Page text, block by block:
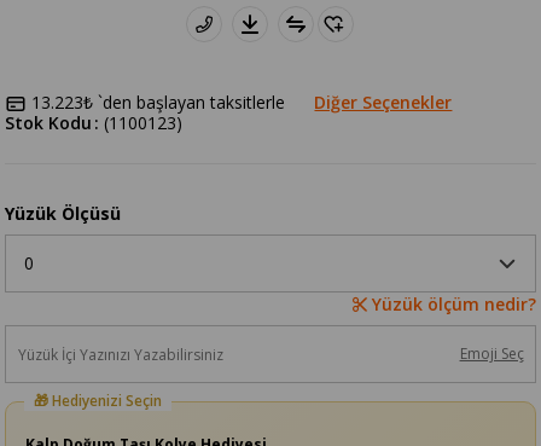
13.223₺ `den başlayan taksitlerle
Diğer Seçenekler
(1100123)
Stok Kodu
Yüzük Ölçüsü
Yüzük ölçüm nedir?
Emoji Seç